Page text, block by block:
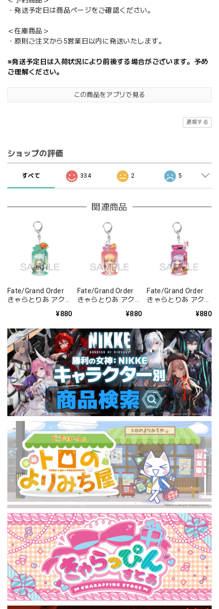
・発送予定日は商品ページをご確認ください。
＜在庫商品＞
・原則ご注文から5営業日以内に発送いたします。
※発送予定日は入荷状況により前後する場合がございます。予め
ご理解ください。
この商品をアプリで見る
通報する
ショップの評価
すべて 334 2 5
関連商品
Fate/Grand Order
きゃらとりあ アクリ
¥880
Fate/Grand Order
きゃらとりあ アクリ
¥880
Fate/Grand Order
きゃらとりあ アクリ
バー/パッションリ
¥880